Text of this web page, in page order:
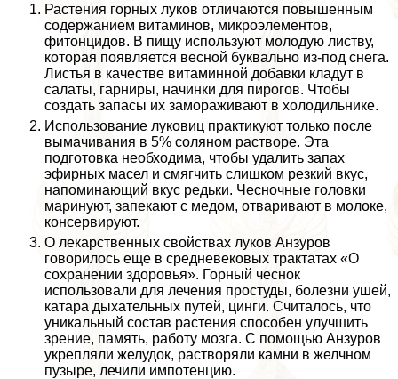
Растения горных луков отличаются повышенным
содержанием витаминов, микроэлементов,
фитонцидов. В пищу используют молодую листву,
которая появляется весной буквально из-под снега.
Листья в качестве витаминной добавки кладут в
салаты, гарниры, начинки для пирогов. Чтобы
создать запасы их замораживают в холодильнике.
Использование луковиц пpaктикуют только после
вымачивания в 5% соляном растворе. Эта
подготовка необходима, чтобы удалить запах
эфирных масел и смягчить слишком резкий вкус,
напоминающий вкус редьки. Чесночные головки
маринуют, запекают с медом, отваривают в молоке,
консервируют.
О лекарственных свойствах луков Анзуров
говорилось еще в средневековых тpaктатах «О
сохранении здоровья». Горный чеснок
использовали для лечения простуды, болезни ушей,
катара дыхательных путей, цинги. Считалось, что
уникальный состав растения способен улучшить
зрение, память, работу мозга. С помощью Анзуров
укрепляли желудок, растворяли камни в желчном
пузыре, лечили импотенцию.